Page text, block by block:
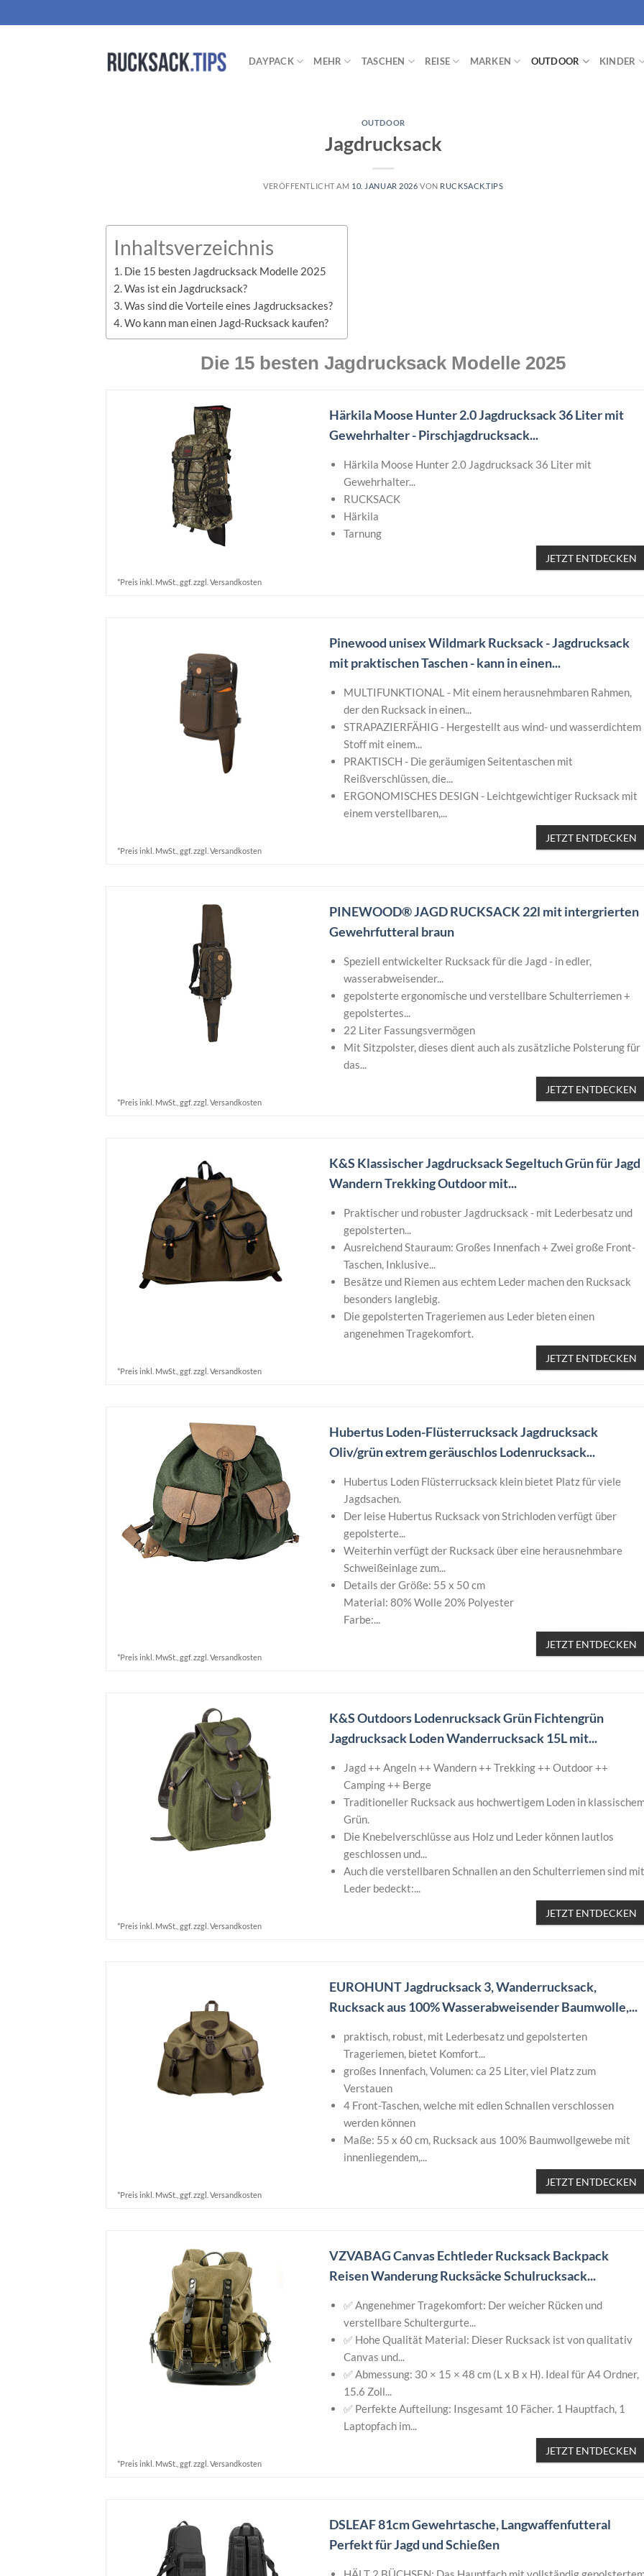
Inhalt
DAYPACK MEHR TASCHEN REISE MARKEN OUTDOOR KINDER
OUTDOOR
Jagdrucksack
VERÖFFENTLICHT AM 10. JANUAR 2026 VON RUCKSACK.TIPS
Inhaltsverzeichnis
Die 15 besten Jagdrucksack Modelle 2025
Was ist ein Jagdrucksack?
Was sind die Vorteile eines Jagdrucksackes?
Wo kann man einen Jagd-Rucksack kaufen?
Die 15 besten Jagdrucksack Modelle 2025
Härkila Moose Hunter 2.0 Jagdrucksack 36 Liter mit
Gewehrhalter - Pirschjagdrucksack...
Härkila Moose Hunter 2.0 Jagdrucksack 36 Liter mit
Gewehrhalter...
RUCKSACK
Härkila
Tarnung
JETZT ENTDECKEN
*Preis inkl. MwSt., ggf. zzgl. Versandkosten
Pinewood unisex Wildmark Rucksack - Jagdrucksack
mit praktischen Taschen - kann in einen...
MULTIFUNKTIONAL - Mit einem herausnehmbaren Rahmen,
der den Rucksack in einen...
STRAPAZIERFÄHIG - Hergestellt aus wind- und wasserdichtem
Stoff mit einem...
PRAKTISCH - Die geräumigen Seitentaschen mit
Reißverschlüssen, die...
ERGONOMISCHES DESIGN - Leichtgewichtiger Rucksack mit
einem verstellbaren,...
JETZT ENTDECKEN
*Preis inkl. MwSt., ggf. zzgl. Versandkosten
PINEWOOD® JAGD RUCKSACK 22l mit intergrierten
Gewehrfutteral braun
Speziell entwickelter Rucksack für die Jagd - in edler,
wasserabweisender...
gepolsterte ergonomische und verstellbare Schulterriemen +
gepolstertes...
22 Liter Fassungsvermögen
Mit Sitzpolster, dieses dient auch als zusätzliche Polsterung für
das...
JETZT ENTDECKEN
*Preis inkl. MwSt., ggf. zzgl. Versandkosten
K&S Klassischer Jagdrucksack Segeltuch Grün für Jagd
Wandern Trekking Outdoor mit...
Praktischer und robuster Jagdrucksack - mit Lederbesatz und
gepolsterten...
Ausreichend Stauraum: Großes Innenfach + Zwei große Front-
Taschen, Inklusive...
Besätze und Riemen aus echtem Leder machen den Rucksack
besonders langlebig.
Die gepolsterten Trageriemen aus Leder bieten einen
angenehmen Tragekomfort.
JETZT ENTDECKEN
*Preis inkl. MwSt., ggf. zzgl. Versandkosten
Hubertus Loden-Flüsterrucksack Jagdrucksack
Oliv/grün extrem geräuschlos Lodenrucksack...
Hubertus Loden Flüsterrucksack klein bietet Platz für viele
Jagdsachen.
Der leise Hubertus Rucksack von Strichloden verfügt über
gepolsterte...
Weiterhin verfügt der Rucksack über eine herausnehmbare
Schweißeinlage zum...
Details der Größe: 55 x 50 cm
Material: 80% Wolle 20% Polyester
Farbe:...
JETZT ENTDECKEN
*Preis inkl. MwSt., ggf. zzgl. Versandkosten
K&S Outdoors Lodenrucksack Grün Fichtengrün
Jagdrucksack Loden Wanderrucksack 15L mit...
Jagd ++ Angeln ++ Wandern ++ Trekking ++ Outdoor ++
Camping ++ Berge
Traditioneller Rucksack aus hochwertigem Loden in
Grün.
Die Knebelverschlüsse aus Holz und Leder können lautlos
geschlossen und...
Auch die verstellbaren Schnallen an den Schulterriemen sind mit
Leder bedeckt:...
JETZT ENTDECKEN
*Preis inkl. MwSt., ggf. zzgl. Versandkosten
EUROHUNT Jagdrucksack 3, Wanderrucksack,
Rucksack aus 100% Wasserabweisender Baumwolle,...
praktisch, robust, mit Lederbesatz und gepolsterten
Trageriemen, bietet Komfort...
großes Innenfach, Volumen: ca 25 Liter, viel Platz zum
Verstauen
4 Front-Taschen, welche mit edlen Schnallen verschlossen
werden können
Maße: 55 x 60 cm, Rucksack aus 100% Baumwollgewebe mit
innenliegendem,...
JETZT ENTDECKEN
*Preis inkl. MwSt., ggf. zzgl. Versandkosten
VZVABAG Canvas Echtleder Rucksack Backpack
Reisen Wanderung Rucksäcke Schulrucksack...
✅ Angenehmer Tragekomfort: Der weicher Rücken und
verstellbare Schultergurte...
✅ Hohe Qualität Material: Dieser Rucksack ist von qualitativ
Canvas und...
✅ Abmessung: 30 × 15 × 48 cm (L x B x H). Ideal für A4 Ordner,
15.6 Zoll...
✅ Perfekte Aufteilung: Insgesamt 10 Fächer. 1 Hauptfach, 1
Laptopfach im...
JETZT ENTDECKEN
*Preis inkl. MwSt., ggf. zzgl. Versandkosten
DSLEAF 81cm Gewehrtasche, Langwaffenfutteral
Perfekt für Jagd und Schießen